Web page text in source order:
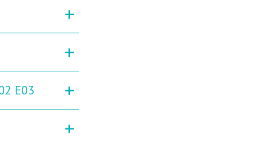
+
+
E03 +
+